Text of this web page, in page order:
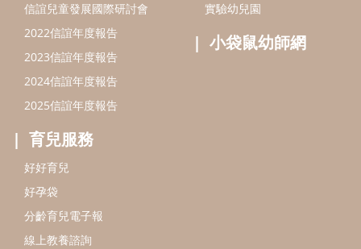
信誼兒童發展國際研討會
2022信誼年度報告
2023信誼年度報告
2024信誼年度報告
2025信誼年度報告
育兒服務
好好育兒
好孕袋
分齡育兒電子報
線上教養諮詢
實驗幼兒園
小袋鼠幼師網